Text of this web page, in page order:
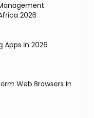
2026
Apps In 2026
Web Browsers In